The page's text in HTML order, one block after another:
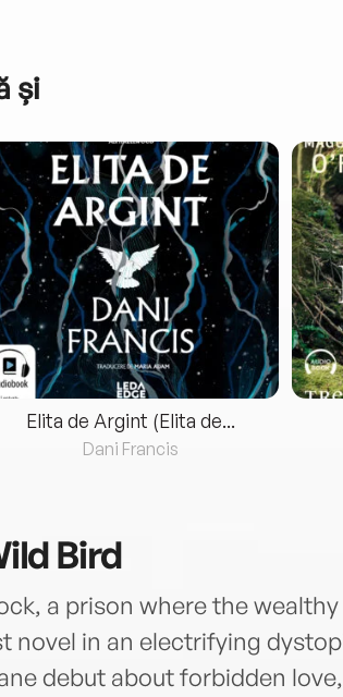
și
Elita de Argint (Elita de...
Dani Francis
Bird
a prison where the
novel in an electrifying
debut about forbidden